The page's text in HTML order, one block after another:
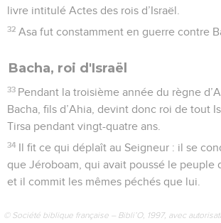
livre intitulé Actes des rois d’Israël.
32 Asa fut constamment en guerre contre
Bacha, roi d'Israël
33 Pendant la troisième année du règne
Bacha, fils d’Ahia, devint donc roi de tout
Tirsa pendant vingt-quatre ans.
34 Il fit ce qui déplaît au Seigneur : il se
que Jéroboam, qui avait poussé le peuple
et il commit les mêmes péchés que lui.
© Société biblique française – Bibli’O, 1997, avec